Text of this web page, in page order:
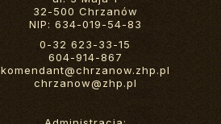
32-500 Chrzanów
NIP: 634-019-54-83
0-32 623-33-15
604-914-867
komendant@chrzanow.zhp.pl
chrzanow@zhp.pl